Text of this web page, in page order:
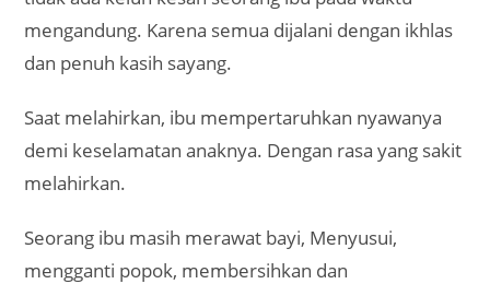
mengandung. Karena semua dijalani dengan ikhlas
dan penuh kasih sayang.
Saat melahirkan, ibu mempertaruhkan nyawanya
demi keselamatan anaknya. Dengan rasa yang sakit
melahirkan.
Seorang ibu masih merawat bayi, Menyusui,
mengganti popok, membersihkan dan